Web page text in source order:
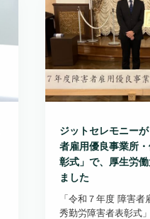
ジットセレモニー
者雇用優良事業所
彰式」で、厚生労
ました
「令和７年度 障害
秀勤労障害者表彰式